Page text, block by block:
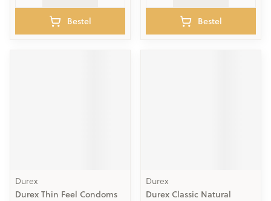
Bestel Bestel
Durex
Durex Thin Feel Condoms
Durex
Durex Classic Natural